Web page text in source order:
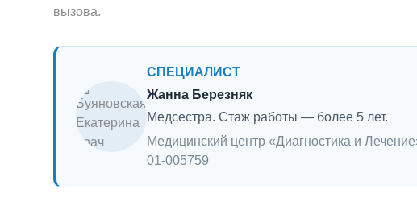
вызова.
СПЕЦИАЛИСТ
Жанна Березняк
Медсестра. Стаж работы — более 5 лет.
Медицинский центр «Диагностика и
01-005759